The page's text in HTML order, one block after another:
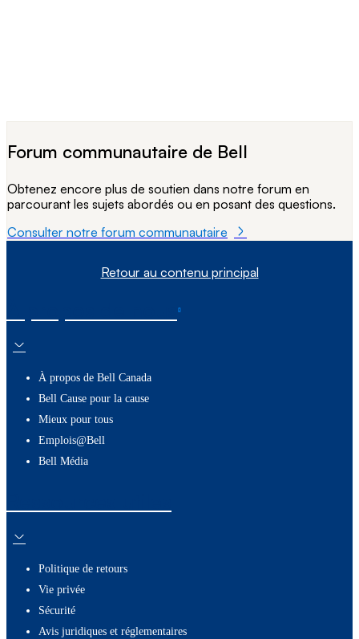
Forum communautaire de Bell
Obtenez encore plus de soutien dans notre forum en
parcourant les sujets abordés ou en posant des questions.
Consulter notre forum communautaire
Retour au contenu principal
À propos de Bell Canada
Bell Cause pour la cause
Mieux pour tous
Emplois@Bell
Bell Média
Politique de retours
Vie privée
Sécurité
Avis juridiques et réglementaires